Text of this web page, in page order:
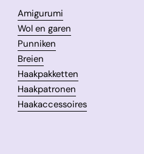
Amigurumi
Wol en garen
Punniken
Breien
Haakpakketten
Haakpatronen
Haakaccessoires